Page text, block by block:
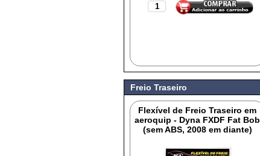
Freio Traseiro
Flexível de Freio Traseiro em
aeroquip - Dyna FXDF Fat Bob
(sem ABS, 2008 em diante)